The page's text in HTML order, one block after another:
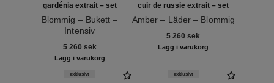
gardénia extrait – set
Blommig – Bukett –
Intensiv
5 260 sek
Lägg i varukorg
cuir de russie extrait – set
Amber – Läder – Blommig
5 260 sek
Lägg i varukorg
exklusivt exklusivt